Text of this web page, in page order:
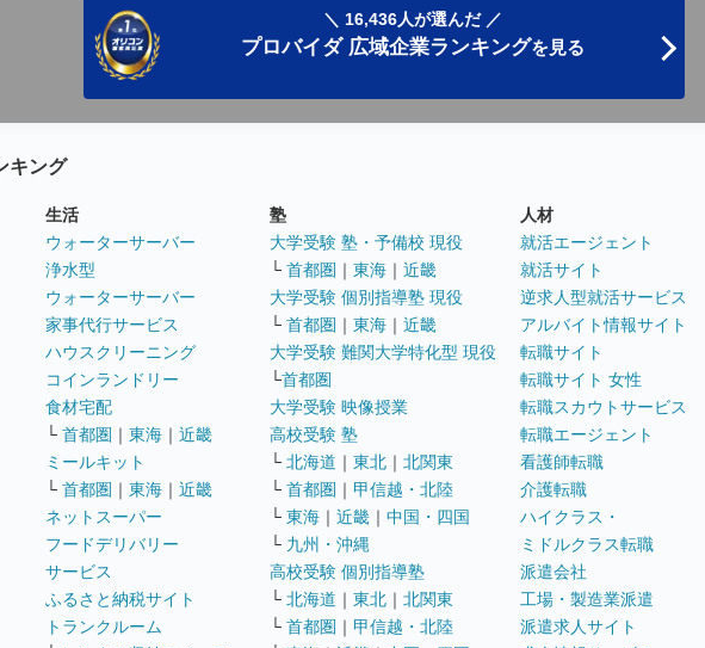
＼ 16,436人が選んだ ／
プロバイダ 広域企業ランキングを見る
キング
生活
ウォーターサーバー
浄水型
ウォーターサーバー
家事代行サービス
ハウスクリーニング
コインランドリー
食材宅配
└ 首都圏 ｜ 東海 ｜ 近畿
ミールキット
└ 首都圏 ｜ 東海 ｜ 近畿
ネットスーパー
フードデリバリー
サービス
ふるさと納税サイト
トランクルーム
塾
大学受験 塾・予備校 現役
└ 首都圏 ｜ 東海 ｜ 近畿
大学受験 個別指導塾 現役
└ 首都圏 ｜ 東海 ｜ 近畿
大学受験 難関大学特化型 現役
└首都圏
大学受験 映像授業
高校受験 塾
└ 北海道 ｜ 東北 ｜ 北関東
└ 首都圏 ｜ 甲信越・北陸
└ 東海 ｜ 近畿 ｜ 中国・四国
└ 九州・沖縄
高校受験 個別指導塾
└ 北海道 ｜ 東北 ｜ 北関東
└ 首都圏 ｜ 甲信越・北陸
人材
就活エージェント
就活サイト
逆求人型就活サービス
アルバイト情報サイト
転職サイト
転職サイト 女性
転職スカウトサービス
転職エージェント
看護師転職
介護転職
ハイクラス・
ミドルクラス転職
派遣会社
工場・製造業派遣
派遣求人サイト